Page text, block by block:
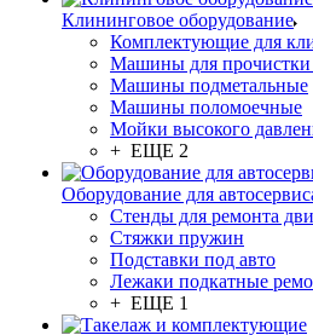
Клининговое оборудование
Комплектующие для
Машины для прочистки
Машины подметальные
Машины поломоечные
Мойки высокого
+ ЕЩЕ 2
Оборудование для
Стенды для ремонта
Стяжки пружин
Подставки под авто
Лежаки подкатные
+ ЕЩЕ 1